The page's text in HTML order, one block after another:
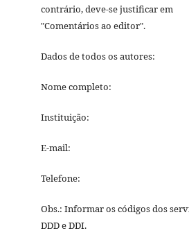
contrário, deve-se justificar em
"Comentários ao editor".
Dados de todos os autores:
Nome completo:
Instituição:
E-mail:
Telefone:
Obs.: Informar os códigos dos
DDD e DDI.